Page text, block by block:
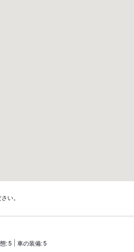
い。
:5 車の装備:5